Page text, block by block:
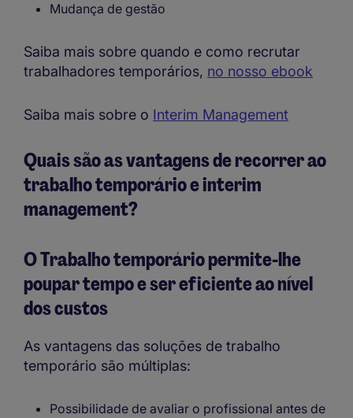
Mudança de gestão
Saiba mais sobre quando e como recrutar
trabalhadores temporários, no nosso ebook
Saiba mais sobre o Interim Management
Quais são as vantagens de recorrer ao
trabalho temporário e interim
management?
O Trabalho temporário permite-lhe
poupar tempo e ser eficiente ao nível
dos custos
As vantagens das soluções de trabalho
temporário são múltiplas:
Possibilidade de avaliar o profissional antes de